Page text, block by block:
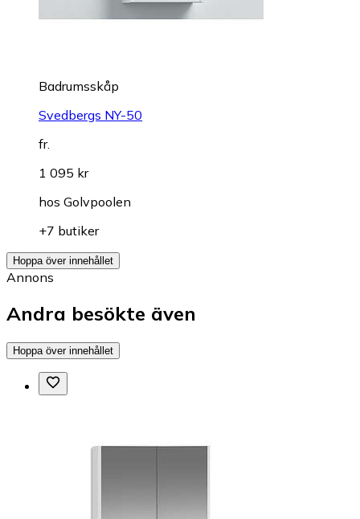
Badrumsskåp
Svedbergs NY-50
fr.
1 095 kr
hos Golvpoolen
+7 butiker
Hoppa över innehållet
Annons
Andra besökte även
Hoppa över innehållet